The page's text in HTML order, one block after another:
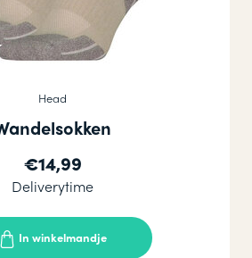
Head
€14,99
Deliverytime
In winkelmandje